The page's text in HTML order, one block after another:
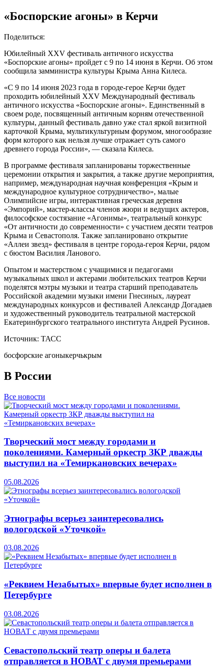
«Боспорские агоны» в Керчи
Поделиться:
Юбилейный XXV фестиваль античного искусства
«Боспорские агоны» пройдет с 9 по 14 июня в Керчи. Об этом
сообщила замминистра культуры Крыма Анна Килеса.
«С 9 по 14 июня 2023 года в городе-герое Керчи будет
проходить юбилейный XXV Международный фестиваль
античного искусства «Боспорские агоны». Единственный в
своем роде, посвященный античным корням отечественной
культуры, данный фестиваль давно уже стал яркой визитной
карточкой Крыма, мультикультурным форумом, многообразие
форм которого как нельзя лучше отражает суть самого
древнего города России», — сказала Килеса.
В программе фестиваля запланированы торжественные
церемонии открытия и закрытия, а также другие мероприятия,
например, международная научная конференция «Крым и
международное культурное сотрудничество», малые
Олимпийсие игры, интерактивная греческая деревня
«Эмпорий», мастер-классы членов жюри и ведущих актеров,
философское состязание «Агонимы», театральный конкурс
«От античности до современности» с участием десяти театров
Крыма и Севастополя. Также запланировано открытие
«Аллеи звезд» фестиваля в центре города-героя Керчи, рядом
с бюстом Василия Ланового.
Опытом и мастерством с учащимися и педагогами
музыкальных школ и актерами любительских театров Керчи
поделятся мэтры музыки и театра старший преподаватель
Российской академии музыки имени Гнесиных, лауреат
международных конкурсов и фестивалей Александр Догадаев
и художественный руководитель театральной мастерской
Екатеринбургского театрального института Андрей Русинов.
Источник: ТАСС
босфорские агоныкерчькрым
В России
Все новости
Творческий мост между городами и
поколениями. Камерный оркестр ЗКР дважды
выступил на «Темиркановских вечерах»
05.08.2026
Этнографы всерьез заинтересовались
вологодской «Уточкой»
03.08.2026
«Реквием Незабытых» впервые будет исполнен в
Петербурге
03.08.2026
Севастопольский театр оперы и балета
отправляется в НОВАТ с двумя премьерами